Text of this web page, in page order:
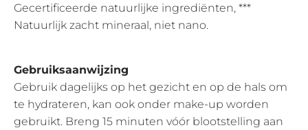
Gecertificeerde natuurlijke ingrediënten, ***
Natuurlijk zacht mineraal, niet nano.
Gebruiksaanwijzing
Gebruik dagelijks op het gezicht en op de hals om
te hydrateren, kan ook onder make-up worden
gebruikt. Breng 15 minuten vóór blootstelling aan